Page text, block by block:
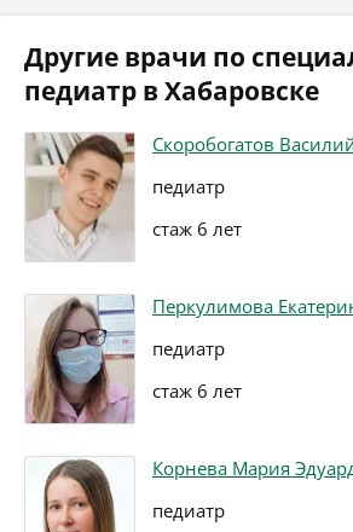
Другие врачи по
педиатр в Хабаровске
Скоробогатов
педиатр
стаж 6 лет
Перкулимова
педиатр
стаж 6 лет
Корнева Мария
педиатр